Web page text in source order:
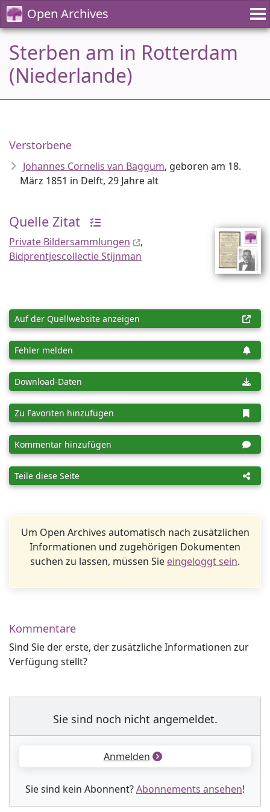
Open Archives
Sterben am in Rotterdam
(Niederlande)
Verstorbene
Johannes Cornelis van Baggum, geboren am 18.
März 1851 in Delft, 29 Jahre alt
Quelle Zitat
Private Bildersammlungen
,
Bidprentjescollectie Stijnman
Auf der Quellwebsite anzeigen
Fehler melden
Download-Daten
Zu Favoriten hinzufügen
Kommentar hinzufügen
Teile diese Seite
Um Open Archives automatisch nach zusätzlichen
Informationen und zugehörigen Dokumenten
suchen zu lassen, müssen Sie eingeloggt sein.
Kommentare
Sind Sie der erste, der zusätzliche Informationen zur
Verfügung stellt?
Sie sind noch nicht angemeldet.
Anmelden
Sie sind kein Abonnent?Abonnements ansehen!